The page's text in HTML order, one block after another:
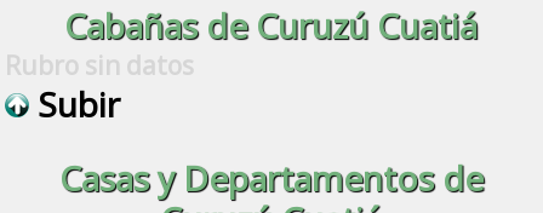
Cabañas de Curuzú Cuatiá
Rubro sin datos
Subir
Casas y Departamentos de